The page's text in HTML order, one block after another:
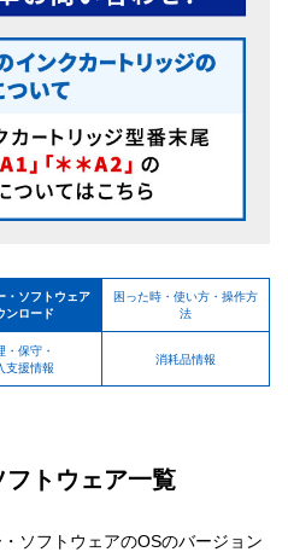
・ソフトウェア
ンロード
困った時・使い方・操作方
法
・保守・
支援情報
消耗品情報
フトウェア一覧
ソフトウェアのOSのバージョン